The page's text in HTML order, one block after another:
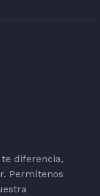
diferencia,
Permítenos